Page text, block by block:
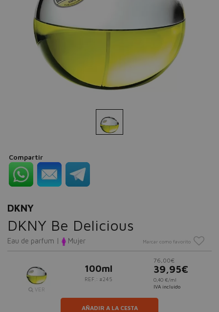
Compartir
DKNY
DKNY Be Delicious
Eau de parfum | Mujer Marcar como favorito
VER
100ml
REF.: #245
76,00€
39,95€
0,40 €/ml
IVA incluido
AÑADIR A LA CESTA